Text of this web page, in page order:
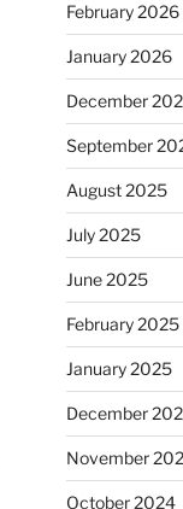
February 2026
January 2026
December
September
August 2025
July 2025
June 2025
February 2025
January 2025
December
November
October 2024